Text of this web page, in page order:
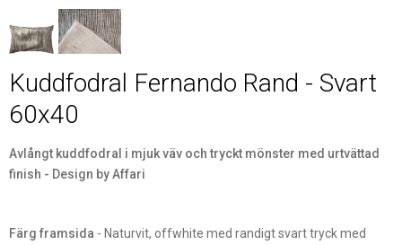
Kuddfodral Fernando Rand - Svart
60x40
Avlångt kuddfodral i mjuk väv och tryckt mönster med urtvättad
finish - Design by Affari
Färg framsida - Naturvit, offwhite med randigt svart tryck med